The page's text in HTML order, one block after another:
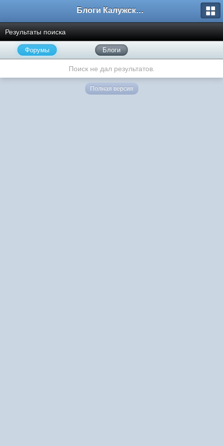
Блоги Калужского перекрестка
Результаты поиска
Форумы Блоги
Поиск не дал результатов.
Полная версия